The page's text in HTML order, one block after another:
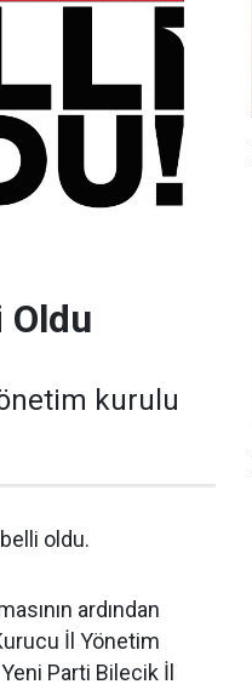
Oldu
kurulu
oldu.
ardından
İl Yönetim
Parti Bilecik İl